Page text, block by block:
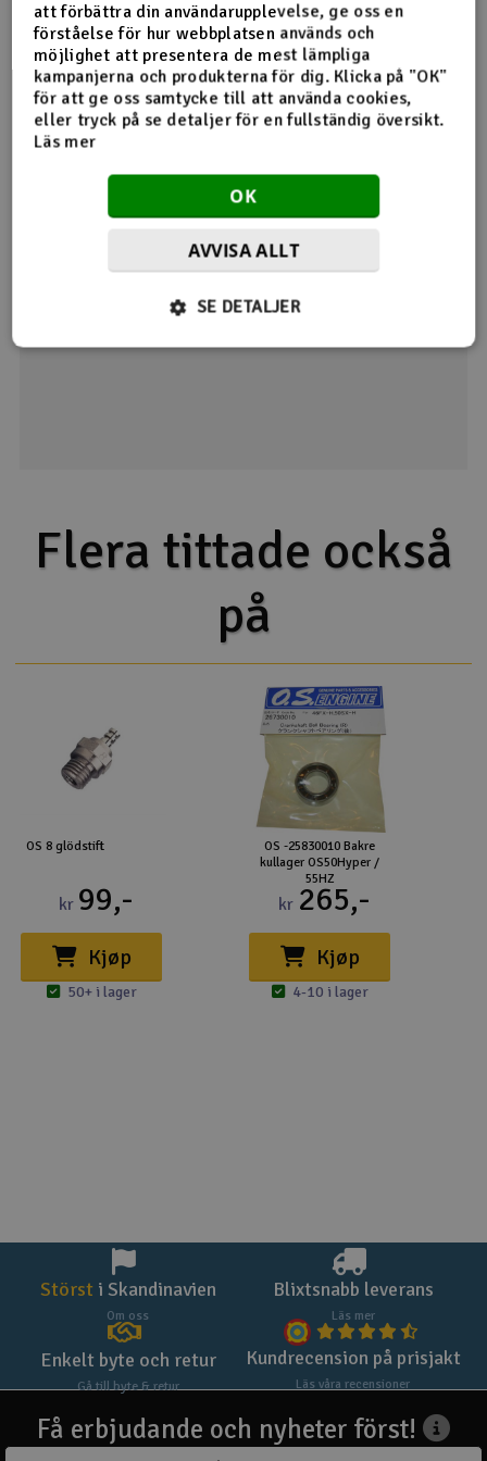
Veldig bra! Skiftet lagere enkelt og ulyd har gått. Kos å fly
og høre på motor.
Detta hjälpte mig 1
Användaren har endast angett betyg
Visar 2 /2kommentarer
Ge din feedback
Flera tittade också
på
OS 8 glödstift
kr 99,-
Kjøp
50+ i lager
OS -25830010 Bakre
kullager OS50Hyper /
55HZ
kr 265,-
Kjøp
4-10 i lager
Störst i Skandinavien
Om oss
Blixtsnabb leverans
Läs mer
Enkelt byte och retur
Gå till byte & retur
Kundrecension på prisjakt
Läs våra recensioner
Få erbjudande och nyheter först!
att förbättra din användarupplevelse, ge oss en
förståelse för hur webbplatsen används och
möjlighet att presentera de mest lämpliga
kampanjerna och produkterna för dig. Klicka på "OK"
för att ge oss samtycke till att använda cookies,
eller tryck på se detaljer för en fullständig översikt.
Läs mer
OK
AVVISA ALLT
SE DETALJER